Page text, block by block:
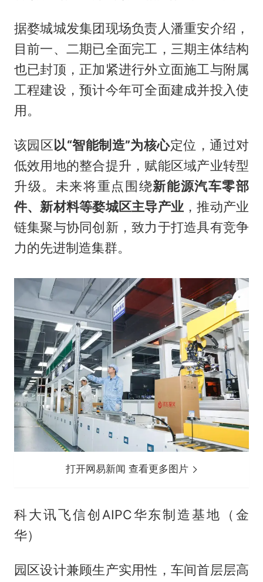
据婺城城发集团现场负责人潘重安介绍，
目前一、二期已全面完工，三期主体结构
也已封顶，正加紧进行外立面施工与附属
工程建设，预计今年可全面建成并投入使
用。
该园区以“智能制造”为核心定位，通过对
低效用地的整合提升，赋能区域产业转型
升级。未来将重点围绕新能源汽车零部
件、新材料等婺城区主导产业 ，推动产业
链集聚与协同创新，致力于打造具有竞争
力的先进制造集群。
打开网易新闻 查看更多图片
科大讯飞信创AIPC华东制造基地（金
华）
园区设计兼顾生产实用性，车间首层层高